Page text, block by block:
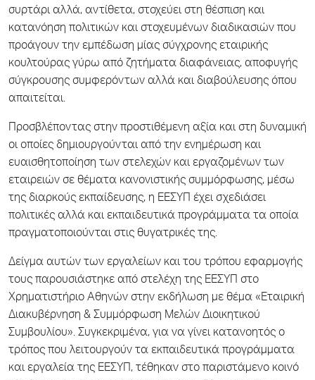
συρτάρι αλλά, αντίθετα, στοχεύει στη θέσπιση και
κατανόηση πολιτικών και στοχευμένων διαδικασιών που
προάγουν την εμπέδωση μίας σύγχρονης εταιρικής
κουλτούρας γύρω από ζητήματα διαφάνειας, αποφυγής
σύγκρουσης συμφερόντων αλλά και διαβούλευσης όπου
απαιτείται.
Προσβλέποντας στην προστιθέμενη αξία και στη δυναμική
οι οποίες δημιουργούνται από την ενημέρωση και
ευαισθητοποίηση των στελεχών και εργαζομένων των
εταιρειών σε θέματα κανονιστικής συμμόρφωσης, μέσω
της διαρκούς εκπαίδευσης, η ΕΕΣΥΠ έχει σχεδιάσει
πολιτικές αλλά και εκπαιδευτικά προγράμματα τα οποία
πραγματοποιούνται στις θυγατρικές της.
Δείγμα αυτών των εργαλείων και του τρόπου εφαρμογής
τους παρουσιάστηκε από στελέχη της ΕΕΣΥΠ στο
Χρηματιστήριο Αθηνών στην εκδήλωση με θέμα «Εταιρική
Διακυβέρνηση & Συμμόρφωση Μελών Διοικητικού
Συμβουλίου». Συγκεκριμένα, για να γίνει κατανοητός ο
τρόπος που λειτουργούν τα εκπαιδευτικά προγράμματα
και εργαλεία της ΕΕΣΥΠ, τέθηκαν στο παριστάμενο κοινό